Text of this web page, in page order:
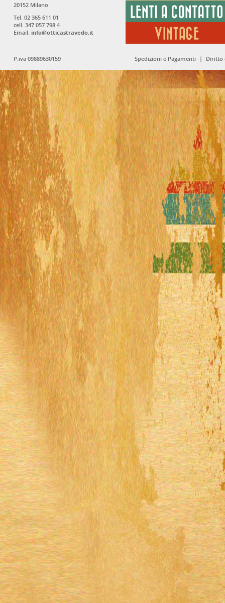
20152 Milano
Tel. 02 365 611 01
cell. 347 057 798 4
Email. info@otticastravedo.it
P.iva 09889630159 Spedizioni e Pagamenti | Diritto